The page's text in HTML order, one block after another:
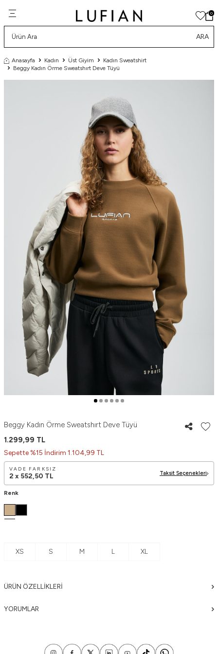
0
ARA
Anasayfa Kadın Üst Giyim
Kadın Sweatshirt
Beggy Kadın Örme Sweatshırt Deve Tüyü
Beggy Kadın Örme Sweatshırt Deve Tüyü
1.299,99 TL
Sepette %15 İndirim 1.104,99 TL
VADE FARKSIZ
2 x 552,50 TL Taksit Seçenekleri
Renk
XS S M L XL
ÜRÜN ÖZELLIKLERI
YORUMLAR